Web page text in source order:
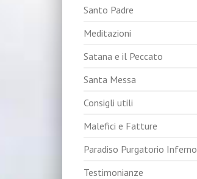
Santo Padre
Meditazioni
Satana e il Peccato
Santa Messa
Consigli utili
Malefici e Fatture
Paradiso Purgatorio Inferno
Testimonianze